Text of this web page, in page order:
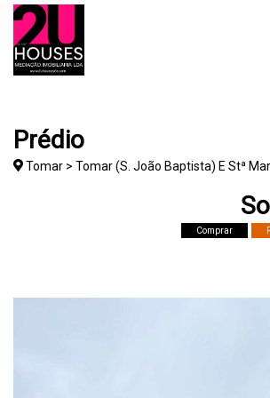
Prédio
Tomar > Tomar (S. João Baptista) E Stª
Comprar